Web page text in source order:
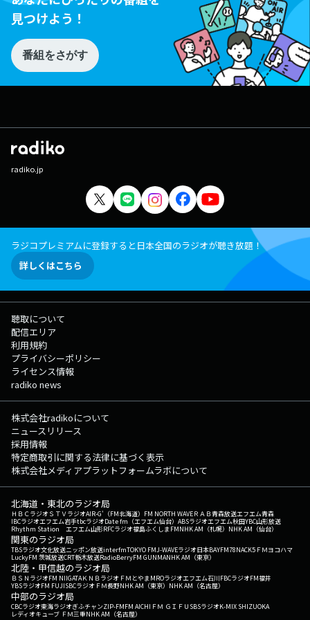
見つけよう！
番組をさがす
radiko.jp
ラジコプレミアムに登録すると日本全国のラジオが聴き放題！
詳しくはこちら
聴取について
配信エリア
利用規約
プライバシーポリシー
ライセンス情報
radiko news
株式会社radikoについて
ニュースリリース
採用情報
特定商取引に関する法律に基づく表示
株式会社メディアプラットフォームラボについて
北海道・東北のラジオ局
ＨＢＣラジオＳＴＶラジオAIR-G'（FM北海道） FM NORTH WAVEＲＡＢ青森放送エフエム青森
IBCラジオエフエム岩手tbcラジオDate fm（エフエム仙台） ABSラジオエフエム秋田YBC山形放送
Rhythm Station エフエム山形RFCラジオ福島ふくしまFMNHK AM（札幌） NHK AM（仙台）
関東のラジオ局
TBSラジオ文化放送ニッポン放送interfmTOKYO FMJ-WAVEラジオ日本BAYFM78NACK5 ＦＭヨコハマ
LuckyFM 茨城放送CRT栃木放送RadioBerryFM GUNMANHK AM（東京）
北陸・甲信越のラジオ局
ＢＳＮラジオFM NIIGATAＫＮＢラジオ ＦＭとやまMROラジオエフエム石川FBCラジオFM福井
YBSラジオFM FUJISBCラジオ ＦＭ長野NHK AM（東京） NHK AM（名古屋）
中部のラジオ局
CBCラジオ東海ラジオぎふチャンZIP-FMFM AICHI ＦＭ ＧＩＦＵ SBSラジオK-MIX SHIZUOKA
レディオキューブ ＦＭ三重NHK AM（名古屋）